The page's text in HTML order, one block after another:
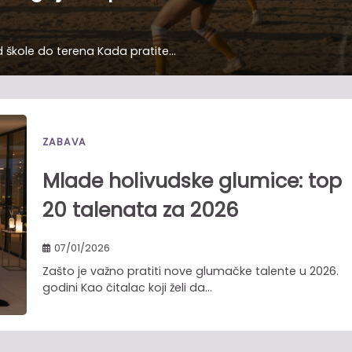
škole do terena Kada pratite…
ZABAVA
Mlade holivudske glumice: top
20 talenata za 2026
07/01/2026
Zašto je važno pratiti nove glumačke talente u 2026.
godini Kao čitalac koji želi da…